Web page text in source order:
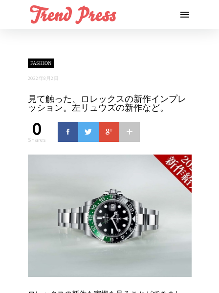
FASHION
2022年8月2日
見て触った、ロレックスの新作インプレ
ッション。左リュウズの新作など。
0
Shares